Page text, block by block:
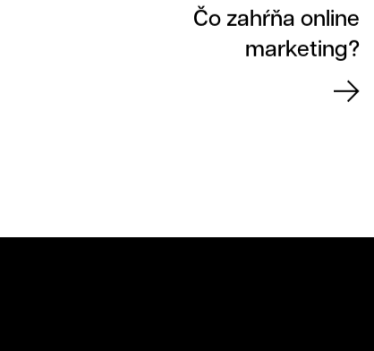
Čo zahŕňa online
marketing?
CREATIVE CREW s.